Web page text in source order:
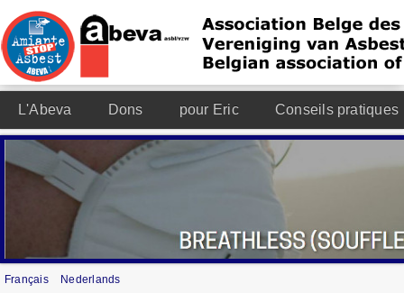
L'Abeva Dons pour Eric Conseils pratiques
Français Nederlands